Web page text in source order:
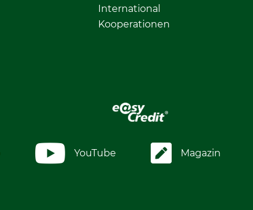
International
Kooperationen
YouTube Magazin